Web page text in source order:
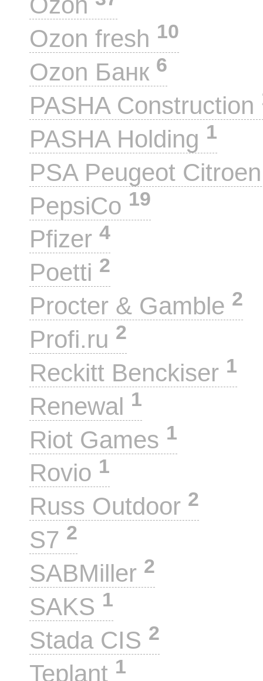
Ozon fresh 10
Ozon Банк 6
PASHA Construction
PASHA Holding 1
PSA Peugeot
PepsiCo 19
Pfizer 4
Poetti 2
Procter & Gamble 2
Profi.ru 2
Reckitt Benckiser 1
Renewal 1
Riot Games 1
Rovio 1
Russ Outdoor 2
S7 2
SABMiller 2
SAKS 1
Stada CIS 2
Teplant 1